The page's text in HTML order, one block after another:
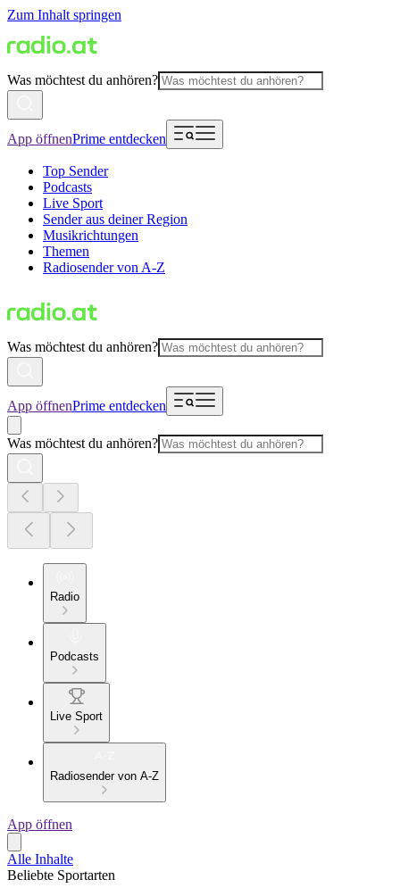
Zum Inhalt springen
Was möchtest du anhören?
App öffnenPrime entdecken
Top Sender
Podcasts
Live Sport
Sender aus deiner Region
Musikrichtungen
Themen
Radiosender von A-Z
Was möchtest du anhören?
App öffnenPrime entdecken
Was möchtest du anhören?
Radio
Podcasts
Live Sport
Radiosender von A-Z
App öffnen
Alle Inhalte
Beliebte Sportarten